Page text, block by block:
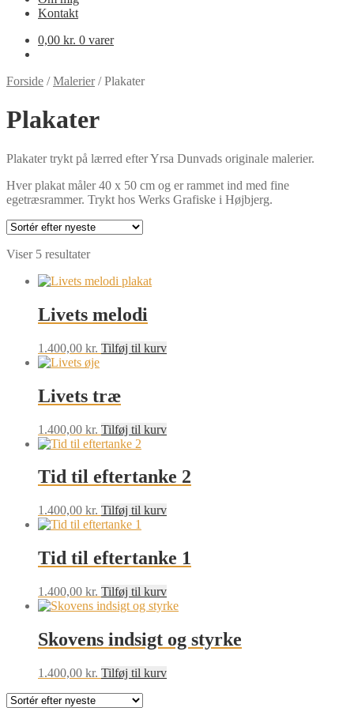
Kontakt
0,00 kr. 0 varer
Forside /Malerier/Plakater
Plakater
Plakater trykt på lærred efter Yrsa Dunvads originale malerier.
Hver plakat måler 40 x 50 cm og er rammet ind med fine
egetræsrammer. Trykt hos Werks Grafiske i Højbjerg.
Viser 5 resultaterSorteret
seneste
Livets melodi
1.400,00 kr. Tilføj til kurv
Livets træ
1.400,00 kr. Tilføj til kurv
Tid til eftertanke 2
1.400,00 kr. Tilføj til kurv
Tid til eftertanke 1
1.400,00 kr. Tilføj til kurv
Skovens indsigt og styrke
1.400,00 kr. Tilføj til kurv